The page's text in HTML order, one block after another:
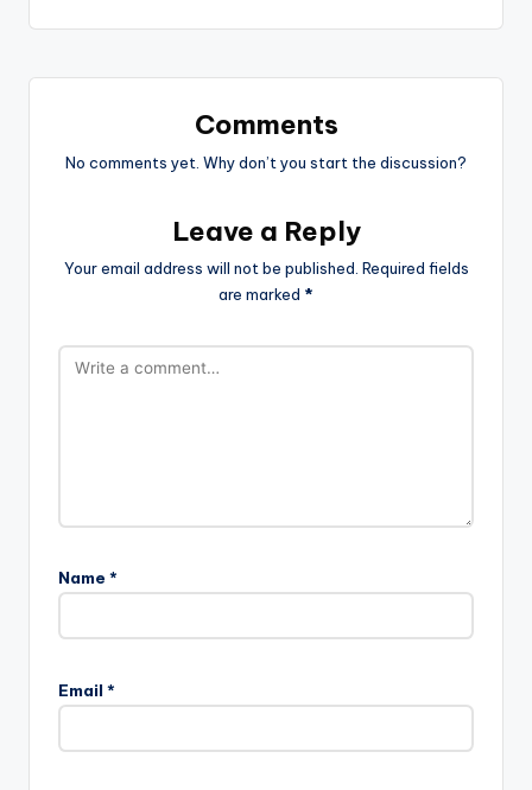
Comments
No comments yet. Why don’t you start the discussion?
Leave a Reply
Your email address will not be published. Required fields
are marked *
Name *
Email *